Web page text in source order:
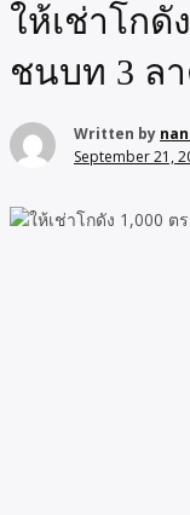
ให้เช่าโกดั
ชนบท 3 ล
Written by
September 21,